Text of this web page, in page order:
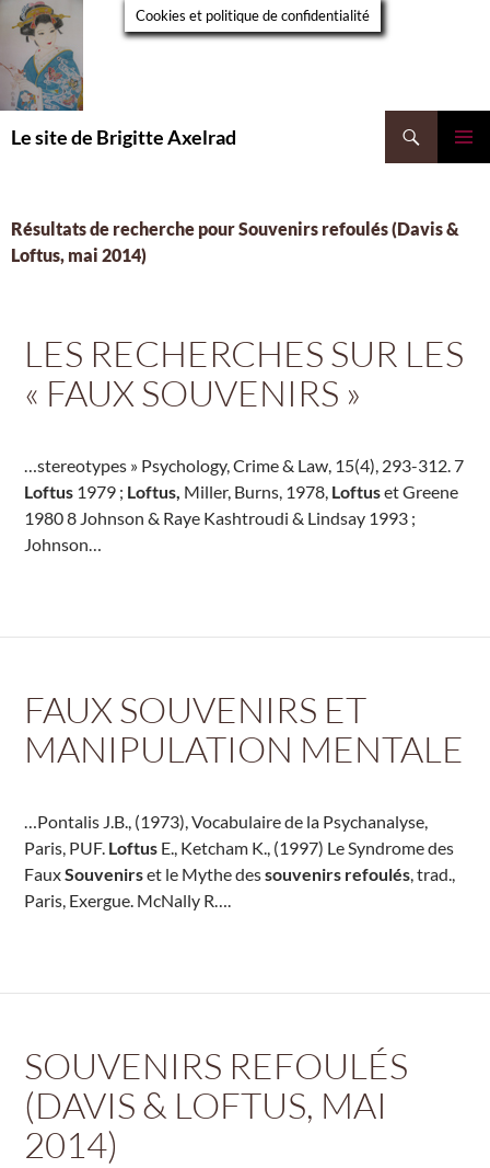
Aller
contenu
Le site de Brigitte Axelrad
Résultats de recherche pour Souvenirs refoulés (Davis &
Loftus, mai 2014)
LES RECHERCHES SUR LES
« FAUX SOUVENIRS »
…stereotypes » Psychology, Crime & Law, 15(4), 293-312. 7
Loftus 1979 ; Loftus, Miller, Burns, 1978, Loftuset Greene
1980 8 Johnson & Raye Kashtroudi & Lindsay 1993 ;
Johnson…
FAUX SOUVENIRS ET
MANIPULATION MENTALE
…Pontalis J.B., (1973), Vocabulaire de la Psychanalyse,
Paris, PUF. Loftus E., Ketcham K., (1997) Le Syndrome des
FauxSouvenirset le Mythe dessouvenirs refoulés, trad.,
Paris, Exergue. McNally R….
SOUVENIRS REFOULÉS
(DAVIS & LOFTUS, MAI
2014)
Cookies et politique de confidentialité